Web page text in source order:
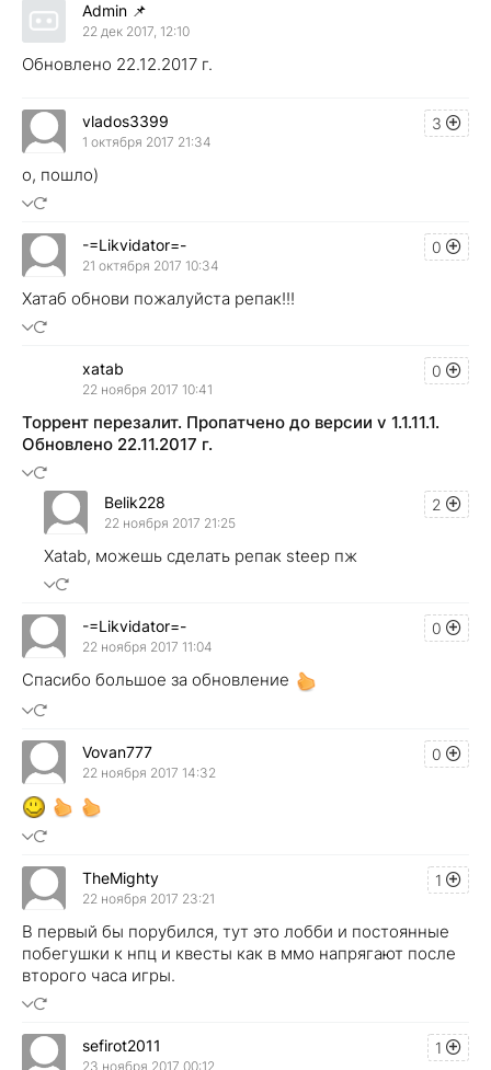
Admin 📌
22 дек 2017, 12:10
Обновлено 22.12.2017 г.
3
vlados3399
1 октября 2017 21:34
о, пошло)
0
-=Likvidator=-
21 октября 2017 10:34
Хатаб обнови пожалуйста репак!!!
0
xatab
22 ноября 2017 10:41
Торрент перезалит. Пропатчено до версии v 1.1.11.1.
Обновлено 22.11.2017 г.
2
Belik228
22 ноября 2017 21:25
Xatab, можешь сделать репак steep пж
0
-=Likvidator=-
22 ноября 2017 11:04
Спасибо большое за обновление
0
Vovan777
22 ноября 2017 14:32
1
TheMighty
22 ноября 2017 23:21
В первый бы порубился, тут это лобби и постоянные
побегушки к нпц и квесты как в ммо напрягают после
второго часа игры.
1
sefirot2011
23 ноября 2017 00:12